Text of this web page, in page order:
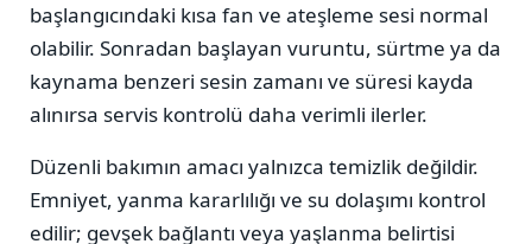
başlangıcındaki kısa fan ve ateşleme sesi normal
olabilir. Sonradan başlayan vuruntu, sürtme ya da
kaynama benzeri sesin zamanı ve süresi kayda
alınırsa servis kontrolü daha verimli ilerler.
Düzenli bakımın amacı yalnızca temizlik değildir.
Emniyet, yanma kararlılığı ve su dolaşımı kontrol
edilir; gevşek bağlantı veya yaşlanma belirtisi